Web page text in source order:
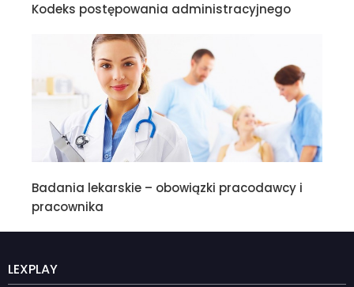
Kodeks postępowania administracyjnego
Badania lekarskie – obowiązki pracodawcy i
pracownika
LEXPLAY